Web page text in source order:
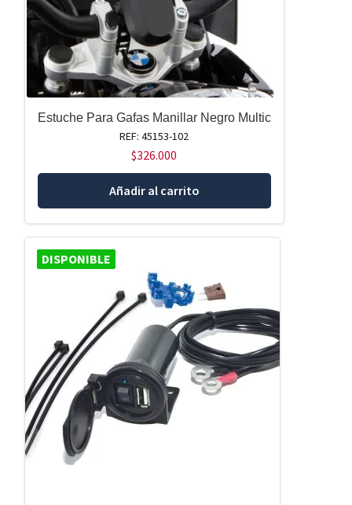
Estuche Para Gafas Manillar Negro Multic
REF: 45153-102
$326.000
Añadir al carrito
DISPONIBLE